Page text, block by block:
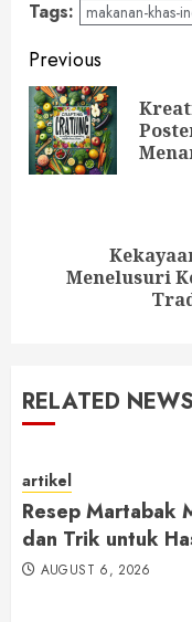
Tags: makanan-khas-
Continue
Reading
Previous
NextMenelusuri
RELATED NEWS
artikel
Resep Martabak
dan Trik untuk
AUGUST 6, 2026